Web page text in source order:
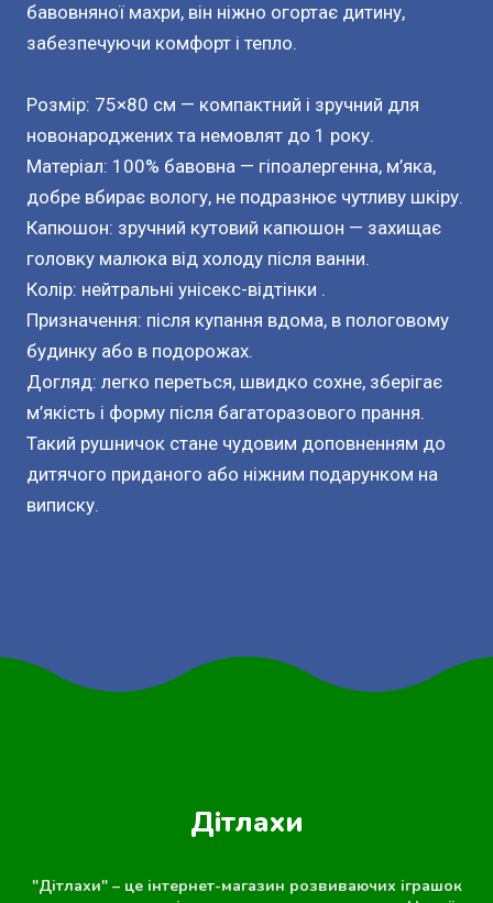
бавовняної махри, він ніжно огортає дитину,
забезпечуючи комфорт і тепло.
Розмір: 75×80 см — компактний і зручний для
новонароджених та немовлят до 1 року.
Матеріал: 100% бавовна — гіпоалергенна, м’яка,
добре вбирає вологу, не подразнює чутливу шкіру.
Капюшон: зручний кутовий капюшон — захищає
головку малюка від холоду після ванни.
Колір: нейтральні унісекс-відтінки .
Призначення: після купання вдома, в пологовому
будинку або в подорожах.
Догляд: легко переться, швидко сохне, зберігає
м’якість і форму після багаторазового прання.
Такий рушничок стане чудовим доповненням до
дитячого приданого або ніжним подарунком на
виписку.
Дітлахи
"Дітлахи" – це інтернет-магазин розвиваючих іграшок